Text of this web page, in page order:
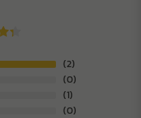
2
0
1
0